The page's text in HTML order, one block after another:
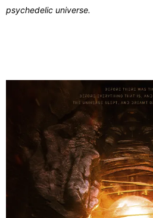
psychedelic universe.